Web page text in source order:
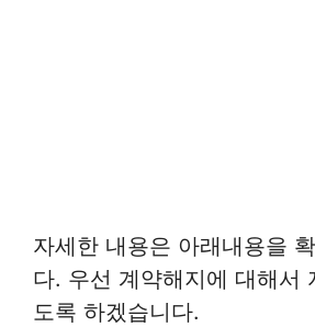
자세한 내용은 아래내용을
다. 우선 계약해지에 대해서
도록 하겠습니다.